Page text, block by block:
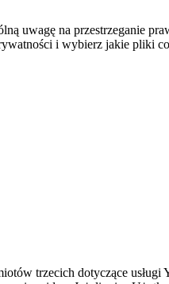
uwagę na przestrzeganie
i wybierz jakie pliki
trzecich dotyczące usługi